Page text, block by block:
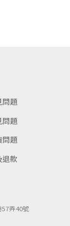
問題
問題
問題
退款
弄40號